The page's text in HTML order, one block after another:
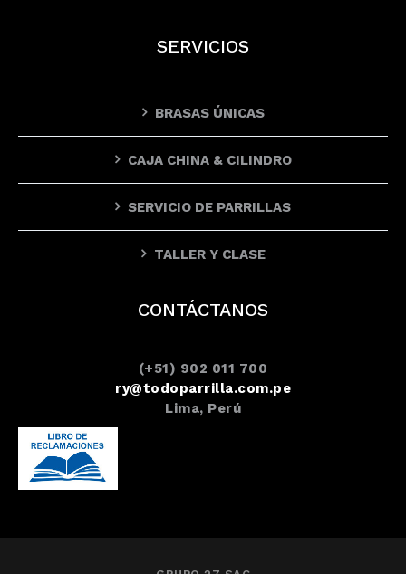
SERVICIOS
BRASAS ÚNICAS
CAJA CHINA & CILINDRO
SERVICIO DE PARRILLAS
TALLER Y CLASE
CONTÁCTANOS
(+51) 902 011 700
ry@todoparrilla.com.pe
Lima, Perú